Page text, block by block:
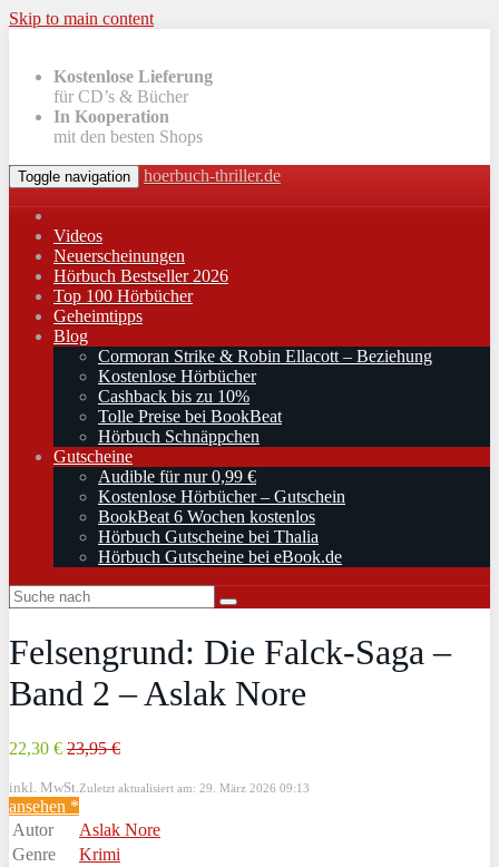
Skip to main content
Kostenlose Lieferung
für CD’s & Bücher
In Kooperation
mit den besten Shops
Toggle navigation hoerbuch-thriller.de
Videos
Neuerscheinungen
Hörbuch Bestseller 2026
Top 100 Hörbücher
Geheimtipps
Blog
Cormoran Strike & Robin Ellacott – Beziehung
Kostenlose Hörbücher
Cashback bis zu 10%
Tolle Preise bei BookBeat
Hörbuch Schnäppchen
Gutscheine
Audible für nur 0,99 €
Kostenlose Hörbücher – Gutschein
BookBeat 6 Wochen kostenlos
Hörbuch Gutscheine bei Thalia
Hörbuch Gutscheine bei eBook.de
Felsengrund: Die Falck-Saga –
Band 2 – Aslak Nore
22,30 € 23,95 €
inkl. MwSt. Zuletzt aktualisiert am: 29. März 2026 09:13
ansehen *
Autor
Aslak Nore
Genre
Krimi